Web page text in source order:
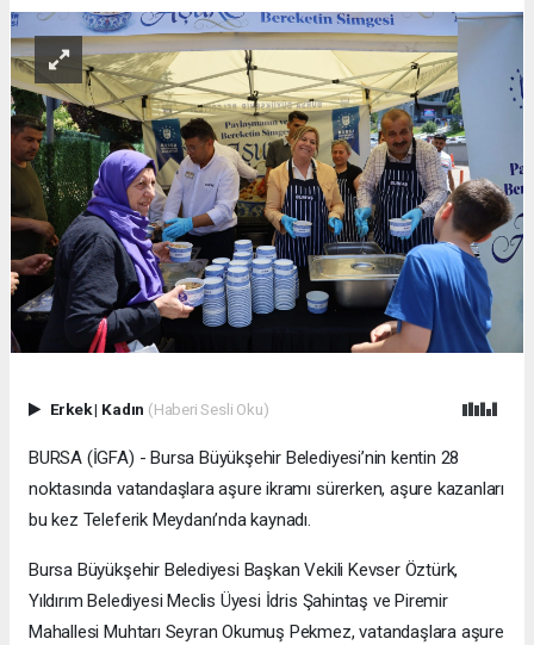
Erkek| Kadın (Haberi Sesli Oku)
BURSA (İGFA) - Bursa Büyükşehir Belediyesi’nin kentin 28
noktasında vatandaşlara aşure ikramı sürerken, aşure kazanları
bu kez Teleferik Meydanı’nda kaynadı.
Bursa Büyükşehir Belediyesi Başkan Vekili Kevser Öztürk,
Yıldırım Belediyesi Meclis Üyesi İdris Şahintaş ve Piremir
Mahallesi Muhtarı Seyran Okumuş Pekmez, vatandaşlara aşure